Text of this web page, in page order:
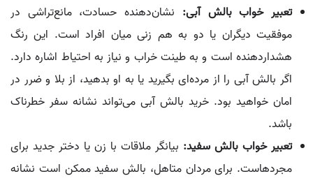
تعبیر خواب بالش آبی: نشان‌دهنده حسادت، مانع‌تراشی در
موفقیت دیگران یا دو به هم زنی میان افراد است. این رنگ
هشداردهنده است و به طینت خراب و نیاز به احتیاط اشاره دارد.
اگر بالش آبی را از مرده‌ای بگیرید یا به او بدهید، از بلا و ضرر در
امان خواهید بود. خرید بالش آبی می‌تواند نشانه سفر خطرناک
باشد.
تعبیر خواب بالش سفید: بیانگر ملاقات با زن یا دختر جدید برای
مجردهاست. برای مردان متاهل، بالش سفید ممکن است نشانه